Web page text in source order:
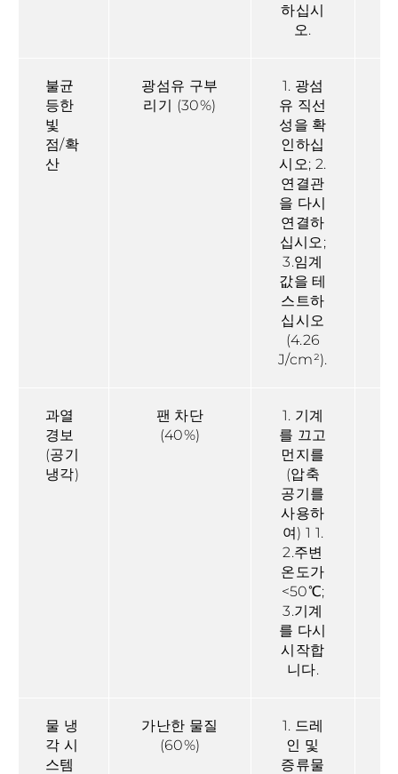
하십시
오.
불균
등한
빛
점/확
산
광섬유 구부
리기 (30%)
1. 광섬
유 직선
성을 확
인하십
시오; 2.
연결관
을 다시
연결하
십시오;
3.임계
값을 테
스트하
십시오
(4.26
J/cm²).
과열
경보
(공기
냉각)
팬 차단
(40%)
1. 기계
를 끄고
먼지를
(압축
공기를
사용하
여) 1 1.
2.주변
온도가
<50℃;
3.기계
를 다시
시작합
니다.
물 냉
각 시
스템
가난한 물질
(60%)
1. 드레
인 및
증류물